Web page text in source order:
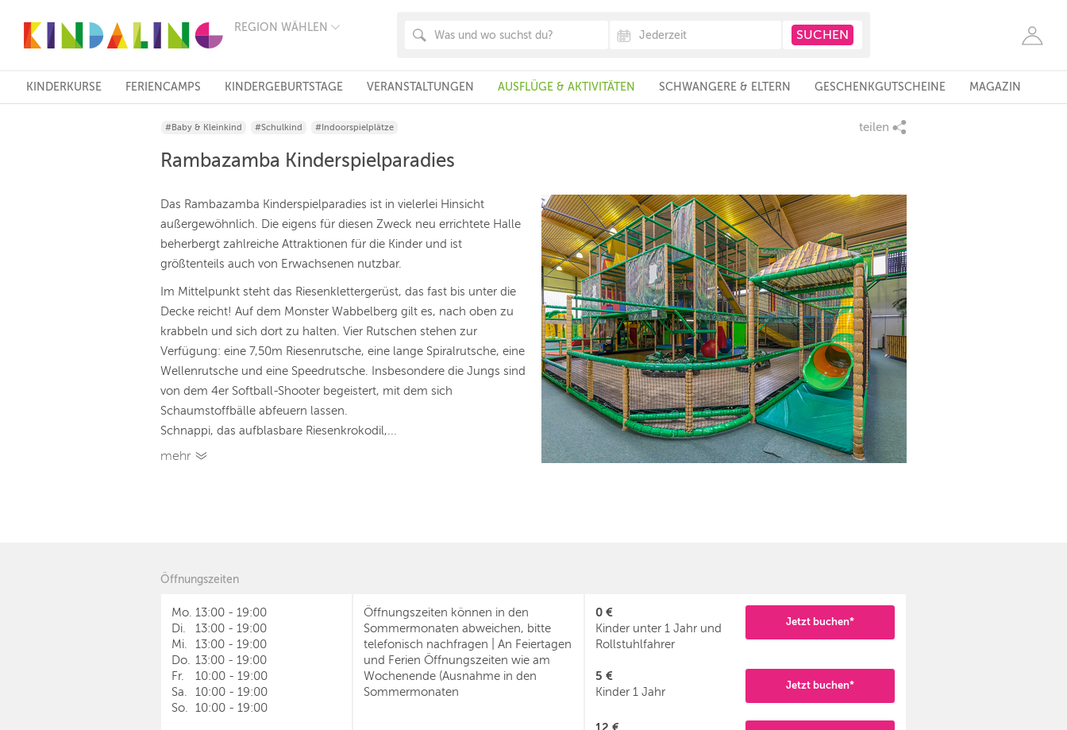
REGION WÄHLEN
FRANKFURT
KÖLN
STUTTGART
ESSEN
HANNOVER
DRESDEN
NÜRNBERG
WIEN
ZÜRICH
ANDERE
KINDERKURSE FERIENCAMPS KINDERGEBURTSTAGE VERANSTALTUNGEN AUSFLÜGE & AKTIVITÄTEN SCHWANGERE & ELTERN GESCHENKGUTSCHEINE MAGAZIN
#Baby & Kleinkind #Schulkind #Indoorspielplätze teilen
Rambazamba Kinderspielparadies
Das Rambazamba Kinderspielparadies ist in vielerlei Hinsicht
außergewöhnlich. Die eigens für diesen Zweck neu errichtete Halle
beherbergt zahlreiche Attraktionen für die Kinder und ist
größtenteils auch von Erwachsenen nutzbar.
Im Mittelpunkt steht das Riesenklettergerüst, das fast bis unter die
Decke reicht! Auf dem Monster Wabbelberg gilt es, nach oben zu
krabbeln und sich dort zu halten. Vier Rutschen stehen zur
Verfügung: eine 7,50m Riesenrutsche, eine lange Spiralrutsche, eine
Wellenrutsche und eine Speedrutsche. Insbesondere die Jungs sind
von dem 4er Softball-Shooter begeistert, mit dem sich
Schaumstoffbälle abfeuern lassen.
Schnappi, das aufblasbare Riesenkrokodil,...
mehr
Öffnungszeiten
Mo. 13:00 - 19:00
Di.
13:00 - 19:00
Mi.
13:00 - 19:00
Do.
13:00 - 19:00
Fr.
10:00 - 19:00
Sa.
10:00 - 19:00
So.
10:00 - 19:00
Öffnungszeiten können in den
Sommermonaten abweichen, bitte
telefonisch nachfragen | An Feiertagen
und Ferien Öffnungszeiten wie am
Wochenende (Ausnahme in den
Sommermonaten
0 €
Kinder unter 1 Jahr und
Rollstuhlfahrer
Jetzt buchen*
5 €
Kinder 1 Jahr
Jetzt buchen*
12 €